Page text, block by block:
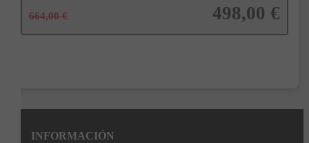
664,00 € 498,00 €
INFORMACIÓN